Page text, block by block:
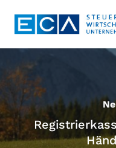
Inhalt